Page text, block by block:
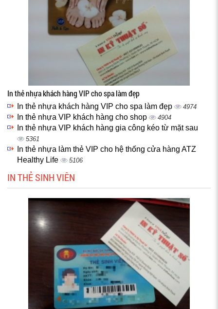
In thẻ nhựa khách hàng VIP cho spa làm đẹp
In thẻ nhựa khách hàng VIP cho spa làm đẹp 4974
In thẻ nhựa VIP khách hàng cho shop 4904
In thẻ nhựa VIP khách hàng gia công kéo từ mặt sau
5361
In thẻ nhựa làm thẻ VIP cho hệ thống cửa hàng ATZ
Healthy Life
5106
IN THẺ SINH VIÊN